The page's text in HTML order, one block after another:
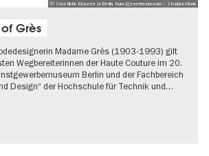
© Staatliche Museen zu Berlin, Kunstgewerbemuseum / Stephan Klonk
Grès
Madame Grès (1903-1993) gilt
Wegbereiterinnen der Haute Couture im 20.
Berlin und der Fachbereich
Design“ der Hochschule für Technik und…